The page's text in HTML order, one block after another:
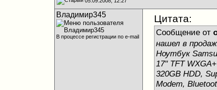
Владимир345
В процессе регистрации по e-mail
Цитата:
Сообщение от
нашел в
Ноутбук
17" TFT
320GB HDD,
Modem,